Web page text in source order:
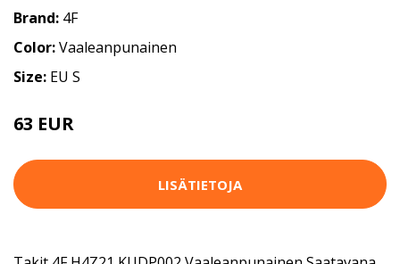
Brand: 4F
Color:Vaaleanpunainen
Size: EU S
63 EUR
LISÄTIETOJA